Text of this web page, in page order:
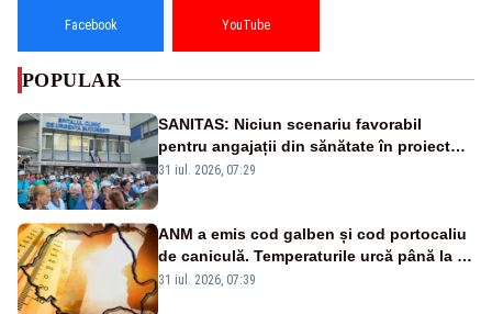
Facebook YouTube
POPULAR
SANITAS: Niciun scenariu favorabil
pentru angajații din sănătate în proiectul
Legii salarizării
31 iul. 2026, 07:29
ANM a emis cod galben și cod portocaliu
de caniculă. Temperaturile urcă până la 38
de grade, iar nopțile devin tropicale
31 iul. 2026, 07:39